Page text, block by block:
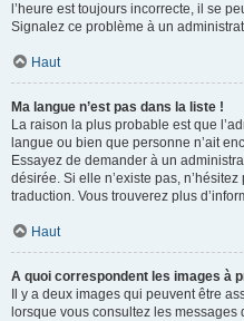
l’heure est toujours incorrecte, il se
Signalez ce problème à un
Haut
Ma langue n’est pas dans la liste !
La raison la plus probable est que
langue ou bien que personne n’ait
Essayez de demander à un
désirée. Si elle n’existe pas,
traduction. Vous trouverez plus
Haut
A quoi correspondent les images à
Il y a deux images qui peuvent être
lorsque vous consultez les messages